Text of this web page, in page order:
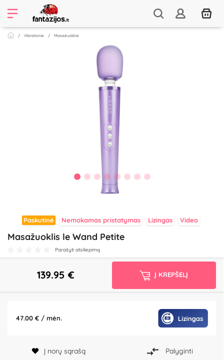
Vibratoriai Masažuokliai
Paskutinė Nemokamas pristatymas Lizingas Video
Masažuoklis le Wand Petite
Parašyti atsiliepimą
139.95 €
47.00 € / mėn.
Į KREPŠELĮ
Į norų sąrašą Palyginti